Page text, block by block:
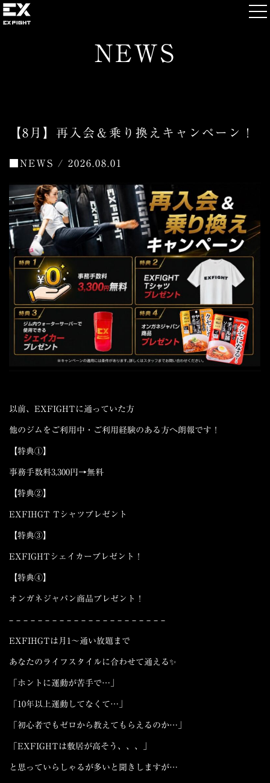
NEWS
【8月】再入会＆乗り換えキャンペーン！
NEWS / 2026.08.01
以前、EXFIGHTに通っていた方
他のジムをご利用中・ご利用経験のある方へ朗報です！
【特典①】
事務手数料3,300円→無料
【特典②】
EXFIHGT Tシャツプレゼント
【特典③】
EXFIGHTシェイカープレゼント！
【特典④】
オンガネジャパン商品プレゼント！
– – – – – – – – – – – – – – – – – – – – – –
EXFIHGTは 月1 ～通い放題 まで
あなたのライフスタイルに合わせて通える✨
「ホントに運動が苦手で…」
「10年以上運動してなくて…」
「初心者でもゼロから教えてもらえるのか…」
「EXFIGHTは敷居が高そう、、、」
と思っていらしゃるが多いと聞きしますが…